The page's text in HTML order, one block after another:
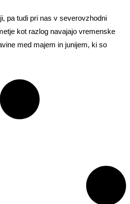
pa tudi pri nas v severovzhodni
kot razlog navajajo vremenske
med majem in junijem, ki so